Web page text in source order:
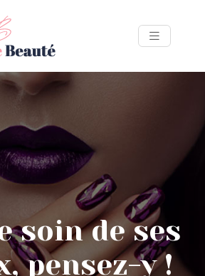
soin de ses
pensez-y !